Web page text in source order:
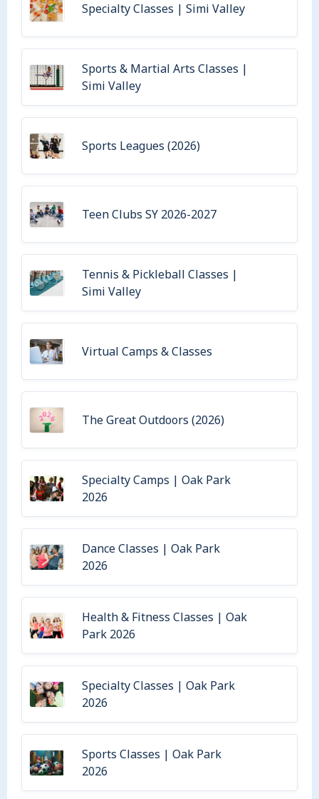
Specialty Classes | Simi Valley
Sports & Martial Arts Classes |
Simi Valley
Sports Leagues (2026)
Teen Clubs SY 2026-2027
Tennis & Pickleball Classes |
Simi Valley
Virtual Camps & Classes
The Great Outdoors (2026)
Specialty Camps | Oak Park
2026
Dance Classes | Oak Park
2026
Health & Fitness Classes | Oak
Park 2026
Specialty Classes | Oak Park
2026
Sports Classes | Oak Park
2026